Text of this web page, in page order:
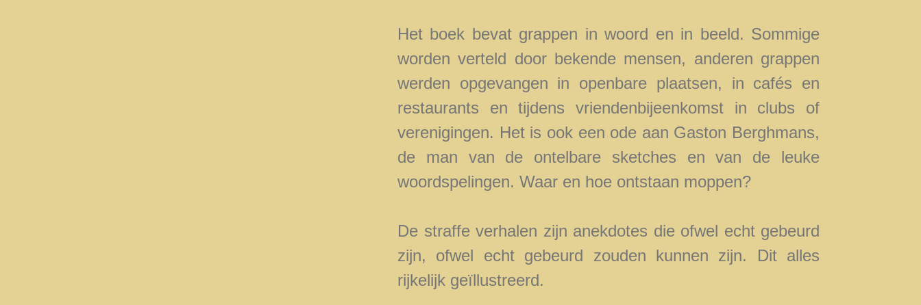
Het boek bevat grappen in woord en in beeld. Sommige
worden verteld door bekende mensen, anderen grappen
werden opgevangen in openbare plaatsen, in cafés en
restaurants en tijdens vriendenbijeenkomst in clubs of
verenigingen. Het is ook een ode aan Gaston Berghmans,
de man van de ontelbare sketches en van de leuke
woordspelingen. Waar en hoe ontstaan moppen?
De straffe verhalen zijn anekdotes die ofwel echt gebeurd
zijn, ofwel echt gebeurd zouden kunnen zijn. Dit alles
rijkelijk geïllustreerd.